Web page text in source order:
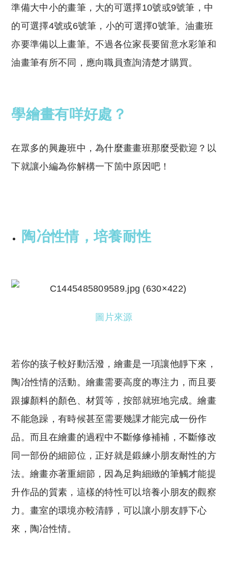
準備大中小的畫筆，大的可選擇10號或9號筆，中
的可選擇4號或6號筆，小的可選擇0號筆。油畫班
亦要準備以上畫筆。不過各位家長要留意水彩筆和
油畫筆有所不同，應向職員查詢清楚才購買。
學繪畫有咩好處？
在眾多的興趣班中，為什麼畫畫班那麼受歡迎？以
下就讓小編為你解構一下箇中原因吧！
陶冶性情，培養耐性
圖片來源
若你的孩子較好動活潑，繪畫是一項讓他靜下來，
陶冶性情的活動。繪畫需要高度的專注力，而且要
跟據顏料的顏色、材質等，按部就班地完成。繪畫
不能急躁，有時候甚至需要幾課才能完成一份作
品。而且在繪畫的過程中不斷修修補補，不斷修改
同一部份的細節位，正好就是鍛練小朋友耐性的方
法。繪畫亦著重細節，因為足夠細緻的筆觸才能提
升作品的質素，這樣的特性可以培養小朋友的觀察
力。畫室的環境亦較清靜，可以讓小朋友靜下心
來，陶冶性情。